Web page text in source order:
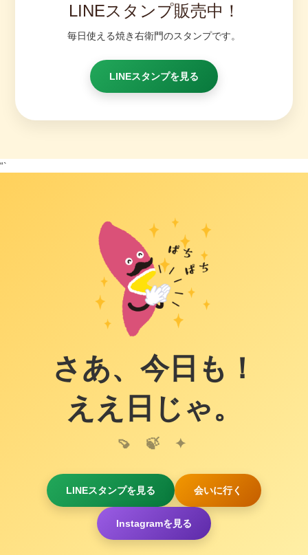
LINEスタンプ販売中！
毎日使える焼き右衛門のスタンプです。
LINEスタンプを見る
“`
さあ、今日も！
ええ日じゃ。
LINEスタンプを見る 会いに行く
Instagramを見る